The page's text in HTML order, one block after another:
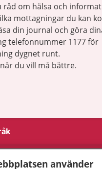
råd om hälsa och
mottagningar du kan
din journal och göra
telefonnummer 1177 för
dygnet runt.
du vill må bättre.
använder